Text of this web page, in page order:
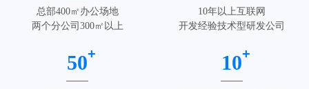
总部400㎡办公场地
两个分公司300㎡以上
10年以上互联网
开发经验技术型研发公司
50+ 10+